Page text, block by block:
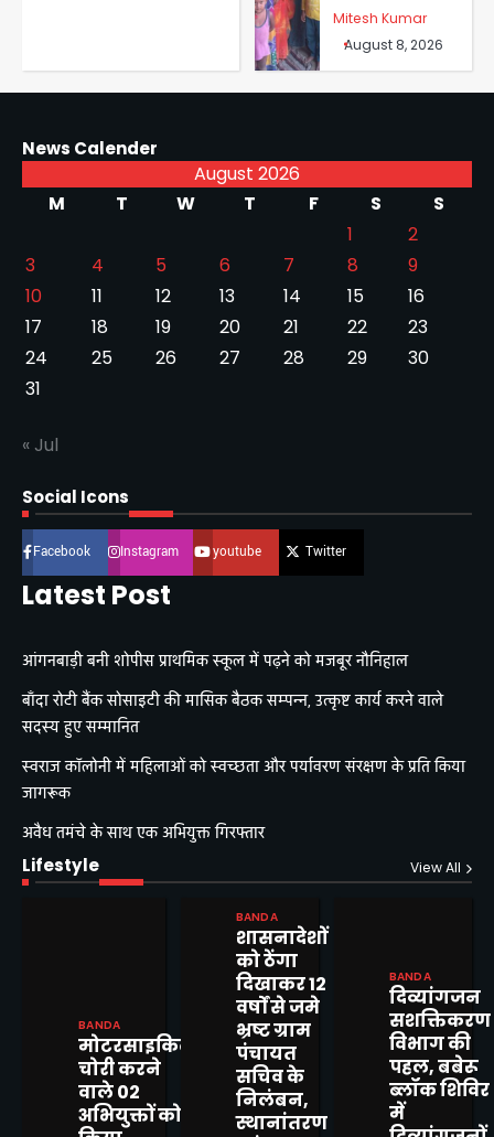
Mitesh Kumar
August 8, 2026
News Calender
August 2026
M
T W T F S
S
1
2
3
4 5 6 7 8
9
10
11 12 13 14 15
16
17
18 19 20 21 22
23
24
25 26 27 28 29
30
31
« Jul
Social Icons
Facebook Instagram youtube Twitter
Latest Post
आंगनबाड़ी बनी शोपीस प्राथमिक स्कूल में पढ़ने को मजबूर नौनिहाल
बाँदा रोटी बैंक सोसाइटी की मासिक बैठक सम्पन्न, उत्कृष्ट कार्य करने वाले
सदस्य हुए सम्मानित
स्वराज कॉलोनी में महिलाओं को स्वच्छता और पर्यावरण संरक्षण के प्रति किया
जागरूक
अवैध तमंचे के साथ एक अभियुक्त गिरफ्तार
Lifestyle View All
BANDA
मोटरसाइकिल
चोरी करने
वाले 02
अभियुक्तों को
BANDA
शासनादेशों
को ठेंगा
दिखाकर 12
वर्षों से जमे
भ्रष्ट ग्राम
पंचायत
सचिव के
निलंबन,
स्थानांतरण
BANDA
दिव्यांगजन
सशक्तिकरण
विभाग की
पहल, बबेरू
ब्लॉक शिविर
में